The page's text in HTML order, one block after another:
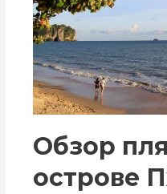
Обзор
острове